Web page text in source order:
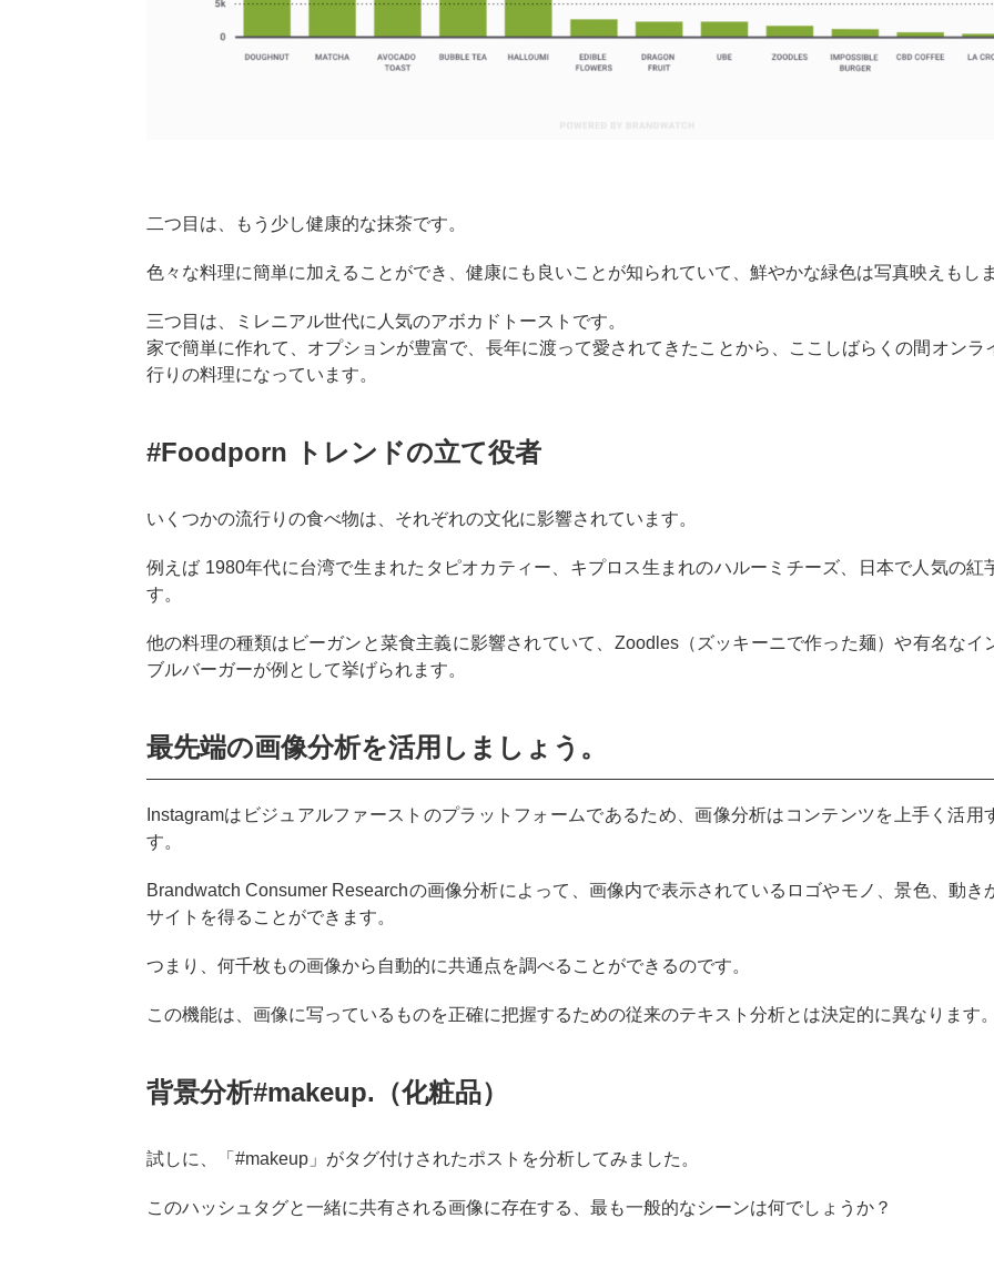
二つ目は、もう少し健康的な抹茶です。
色々な料理に簡単に加えることができ、健康にも良いことが知られていて、鮮やかな緑色は写真映えもし
三つ目は、ミレニアル世代に人気のアボカドトーストです。
家で簡単に作れて、オプションが豊富で、長年に渡って愛されてきたことから、ここしばらくの間オンラ
行りの料理になっています。
#Foodporn トレンドの立て役者
いくつかの流行りの食べ物は、それぞれの文化に影響されています。
例えば 1980年代に台湾で生まれたタピオカティー、キプロス生まれのハルーミチーズ、日本で人気の紅
す。
他の料理の種類はビーガンと菜食主義に影響されていて、Zoodles（ズッキーニで作った麺）や有名なイ
ブルバーガーが例として挙げられます。
最先端の画像分析を活用しましょう。
Instagramはビジュアルファーストのプラットフォームであるため、画像分析はコンテンツを上手く活用
す。
Brandwatch Consumer Researchの画像分析によって、画像内で表示されているロゴやモノ、景色、動き
サイトを得ることができます。
つまり、何千枚もの画像から自動的に共通点を調べることができるのです。
この機能は、画像に写っているものを正確に把握するための従来のテキスト分析とは決定的に異なります
背景分析#makeup.（化粧品）
試しに、「#makeup」がタグ付けされたポストを分析してみました。
このハッシュタグと一緒に共有される画像に存在する、最も一般的なシーンは何でしょうか？